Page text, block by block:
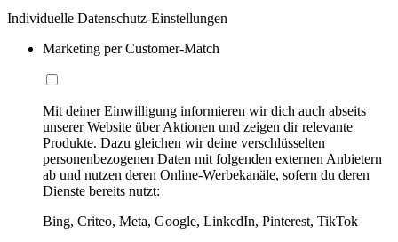
Individuelle Datenschutz-Einstellungen
Marketing per Customer-Match
Mit deiner Einwilligung informieren wir dich auch abseits
unserer Website über Aktionen und zeigen dir relevante
Produkte. Dazu gleichen wir deine verschlüsselten
personenbezogenen Daten mit folgenden externen Anbietern
ab und nutzen deren Online-Werbekanäle, sofern du deren
Dienste bereits nutzt:
Bing, Criteo, Meta, Google, LinkedIn, Pinterest, TikTok